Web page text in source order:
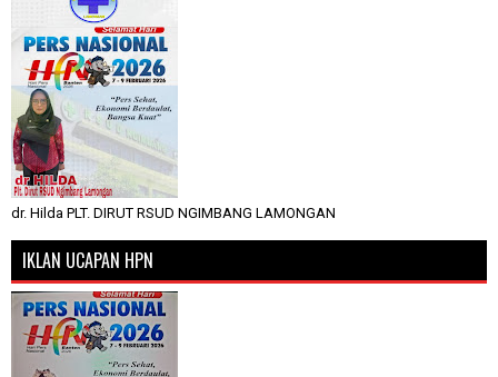
dr. Hilda PLT. DIRUT RSUD NGIMBANG LAMONGAN
IKLAN UCAPAN HPN